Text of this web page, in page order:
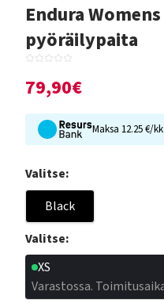
Endura Womens
pyöräilypaita
79,90€
Maksa 12.25 €/
Valitse:
Black
Valitse:
XS
Varastossa.